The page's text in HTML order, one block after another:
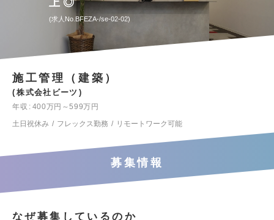
上◎
求人No.BFEZA-/se-02-02
施工管理（建築）
株式会社ビーツ
年収
400万円～599万円
土日祝休み
フレックス勤務 リモートワーク可能
募集情報
なぜ募集しているのか